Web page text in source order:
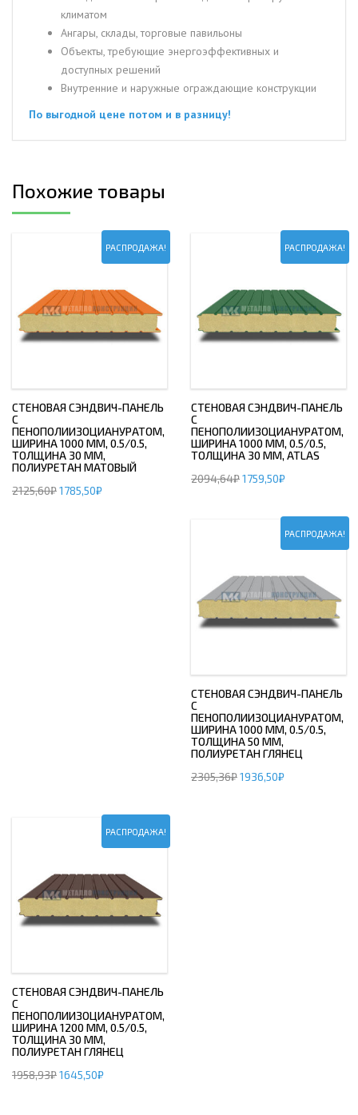
климатом
Ангары, склады, торговые павильоны
Объекты, требующие энергоэффективных и
доступных решений
Внутренние и наружные ограждающие конструкции
По выгодной цене потом и в разницу!
Похожие товары
РАСПРОДАЖА!
СТЕНОВАЯ СЭНДВИЧ-ПАНЕЛЬ
С
ПЕНОПОЛИИЗОЦИАНУРАТОМ,
ШИРИНА 1000 ММ, 0.5/0.5,
ТОЛЩИНА 30 ММ,
ПОЛИУРЕТАН МАТОВЫЙ
2125,60₽1785,50₽
РАСПРОДАЖА!
СТЕНОВАЯ СЭНДВИЧ-ПАНЕЛЬ
С
ПЕНОПОЛИИЗОЦИАНУРАТОМ,
ШИРИНА 1000 ММ, 0.5/0.5,
ТОЛЩИНА 30 ММ, ATLAS
2094,64₽1759,50₽
РАСПРОДАЖА!
СТЕНОВАЯ СЭНДВИЧ-ПАНЕЛЬ
С
ПЕНОПОЛИИЗОЦИАНУРАТОМ,
ШИРИНА 1000 ММ, 0.5/0.5,
ТОЛЩИНА 50 ММ,
ПОЛИУРЕТАН ГЛЯНЕЦ
2305,36₽1936,50₽
РАСПРОДАЖА!
СТЕНОВАЯ СЭНДВИЧ-ПАНЕЛЬ
С
ПЕНОПОЛИИЗОЦИАНУРАТОМ,
ШИРИНА 1200 ММ, 0.5/0.5,
ТОЛЩИНА 30 ММ,
ПОЛИУРЕТАН ГЛЯНЕЦ
1958,93₽1645,50₽